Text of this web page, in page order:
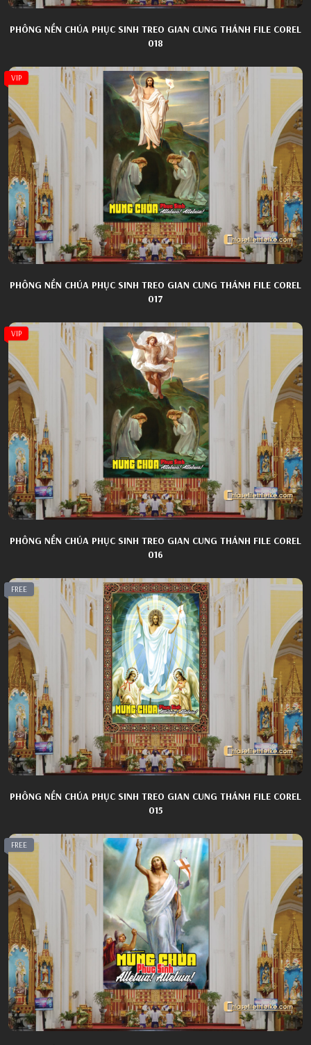
PHÔNG NỀN CHÚA PHỤC SINH TREO GIAN CUNG THÁNH FILE COREL
018
VIP
PHÔNG NỀN CHÚA PHỤC SINH TREO GIAN CUNG THÁNH FILE COREL
017
VIP
PHÔNG NỀN CHÚA PHỤC SINH TREO GIAN CUNG THÁNH FILE COREL
016
FREE
PHÔNG NỀN CHÚA PHỤC SINH TREO GIAN CUNG THÁNH FILE COREL
015
FREE